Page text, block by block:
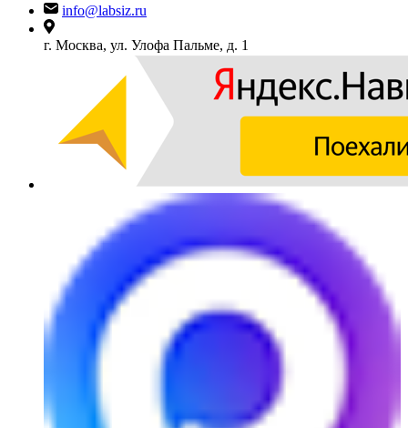
info@labsiz.ru
г. Москва, ул. Улофа Пальме, д. 1